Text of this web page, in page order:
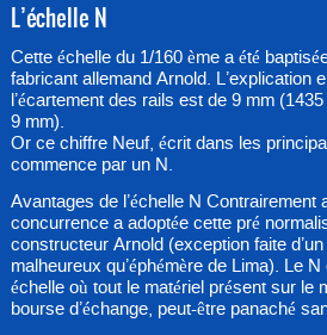
L’échelle N
Cette échelle du 1/160 ème a été
fabricant allemand Arnold. L’explication
l’écartement des rails est de 9 mm
9 mm).
Or ce chiffre Neuf, écrit dans les
commence par un N.
Avantages de l’échelle N Contrairement
concurrence a adoptée cette pré
constructeur Arnold (exception faite
malheureux qu’éphémère de Lima). Le
échelle où tout le matériel présent sur le
bourse d’échange, peut-être panaché